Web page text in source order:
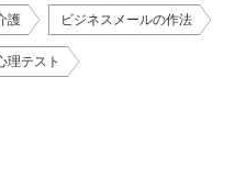
護 ビジネスメールの作法
理テスト